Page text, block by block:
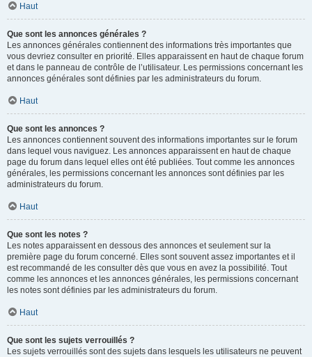
Haut
Que sont les annonces générales ?
Les annonces générales contiennent des informations très importantes que
vous devriez consulter en priorité. Elles apparaissent en haut de chaque forum
et dans le panneau de contrôle de l’utilisateur. Les permissions concernant les
annonces générales sont définies par les administrateurs du forum.
Haut
Que sont les annonces ?
Les annonces contiennent souvent des informations importantes sur le forum
dans lequel vous naviguez. Les annonces apparaissent en haut de chaque
page du forum dans lequel elles ont été publiées. Tout comme les annonces
générales, les permissions concernant les annonces sont définies par les
administrateurs du forum.
Haut
Que sont les notes ?
Les notes apparaissent en dessous des annonces et seulement sur la
première page du forum concerné. Elles sont souvent assez importantes et il
est recommandé de les consulter dès que vous en avez la possibilité. Tout
comme les annonces et les annonces générales, les permissions concernant
les notes sont définies par les administrateurs du forum.
Haut
Que sont les sujets verrouillés ?
Les sujets verrouillés sont des sujets dans lesquels les utilisateurs ne peuvent